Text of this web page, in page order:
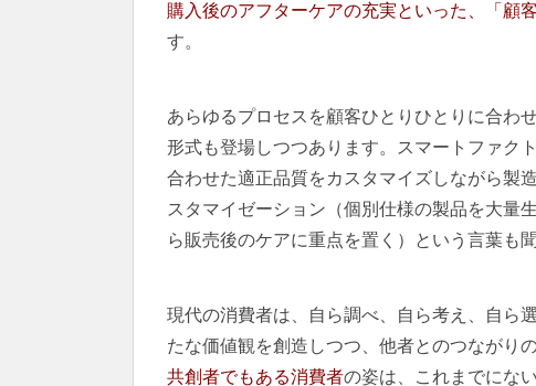
購入後のアフターケアの充実といった、「顧
す。
あらゆるプロセスを顧客ひとりひとりに合わ
形式も登場しつつあります。スマートファク
合わせた適正品質をカスタマイズしながら製
スタマイゼーション（個別仕様の製品を大量
ら販売後のケアに重点を置く）という言葉も
現代の消費者は、自ら調べ、自ら考え、自ら
たな価値観を創造しつつ、他者とのつながり
共創者でもある消費者の姿は、これまでにな